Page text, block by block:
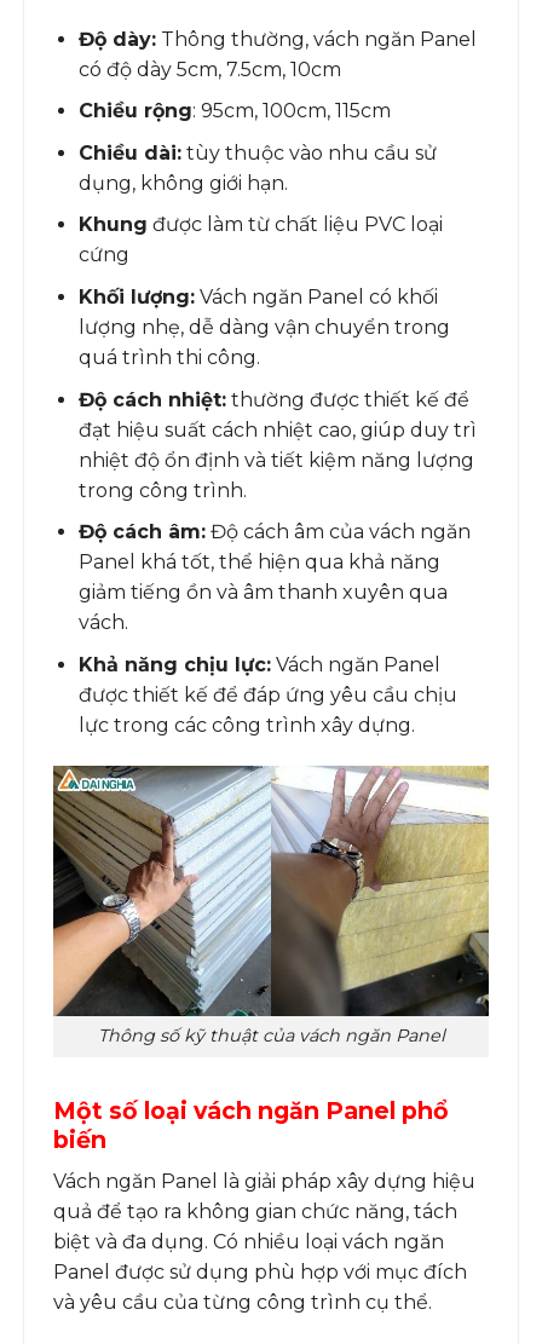
Độ dày:Thông thường, vách ngăn Panel
có độ dày 5cm, 7.5cm, 10cm
Chiều rộng: 95cm, 100cm, 115cm
Chiều dài:tùy thuộc vào nhu cầu sử
dụng, không giới hạn.
Khung được làm từ chất liệu PVC loại
cứng
Khối lượng:Vách ngăn Panel có khối
lượng nhẹ, dễ dàng vận chuyển trong
quá trình thi công.
Độ cách nhiệt:thường được thiết kế để
đạt hiệu suất cách nhiệt cao, giúp duy trì
nhiệt độ ổn định và tiết kiệm năng lượng
trong công trình.
Độ cách âm:Độ cách âm của vách ngăn
Panel khá tốt, thể hiện qua khả năng
giảm tiếng ồn và âm thanh xuyên qua
vách.
Khả năng chịu lực:Vách ngăn Panel
được thiết kế để đáp ứng yêu cầu chịu
lực trong các công trình xây dựng.
Thông số kỹ thuật của vách ngăn Panel
Một số loại vách ngăn Panel phổ
biến
Vách ngăn Panel là giải pháp xây dựng hiệu
quả để tạo ra không gian chức năng, tách
biệt và đa dụng. Có nhiều loại vách ngăn
Panel được sử dụng phù hợp với mục đích
và yêu cầu của từng công trình cụ thể.